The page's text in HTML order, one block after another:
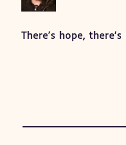
There’s hope,